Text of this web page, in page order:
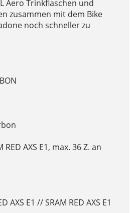
Aero Trinkflaschen und
zusammen mit dem Bike
noch schneller zu
AXS E1, max. 36 Z. an
AXS E1 // SRAM RED AXS E1